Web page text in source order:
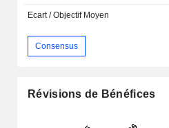
Ecart / Objectif Moyen
Consensus
Révisions de Bénéfices